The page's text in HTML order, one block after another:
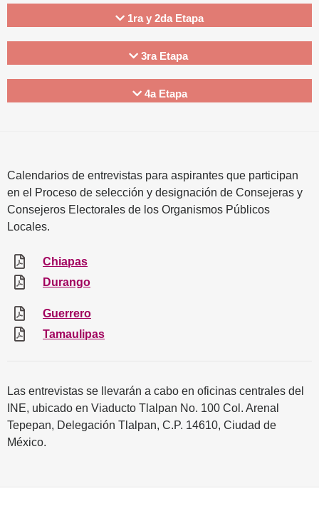
1ra y 2da Etapa
3ra Etapa
4a Etapa
Calendarios de entrevistas para aspirantes que participan
en el Proceso de selección y designación de Consejeras y
Consejeros Electorales de los Organismos Públicos
Locales.
Chiapas
Durango
Guerrero
Tamaulipas
Las entrevistas se llevarán a cabo en oficinas centrales del
INE, ubicado en Viaducto Tlalpan No. 100 Col. Arenal
Tepepan, Delegación Tlalpan, C.P. 14610, Ciudad de
México.